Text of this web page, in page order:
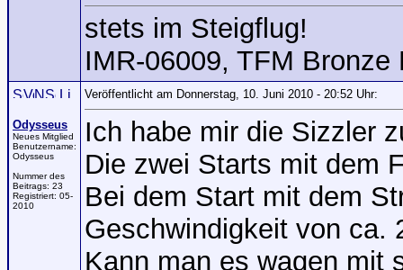
stets im Steigflug!
IMR-06009, TFM Bronze
Odysseus
Neues Mitglied
Benutzername:
Odysseus
Nummer des
Beitrags: 23
Registriert: 05-
2010
Veröffentlicht am Donnerstag, 10. Juni 2010 - 20:52 Uhr:
Ich habe mir die Sizzler
Die zwei Starts mit dem
Bei dem Start mit dem
Geschwindigkeit von ca.
Kann man es wagen mit